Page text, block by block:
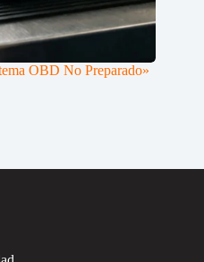
OBD No Preparado»